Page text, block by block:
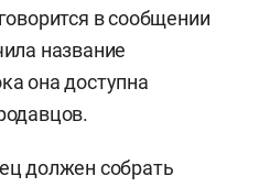
в сообщении
название
она доступна
должен собрать